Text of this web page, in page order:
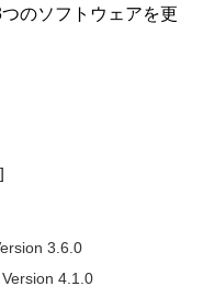
のソフトウェアを更
3.6.0
4.1.0